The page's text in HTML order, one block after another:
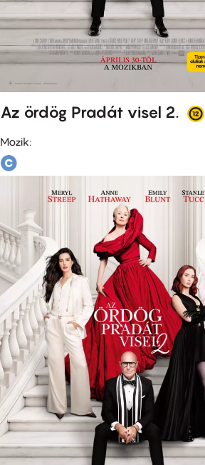
Az ördög Pradát visel 2.
Mozik: